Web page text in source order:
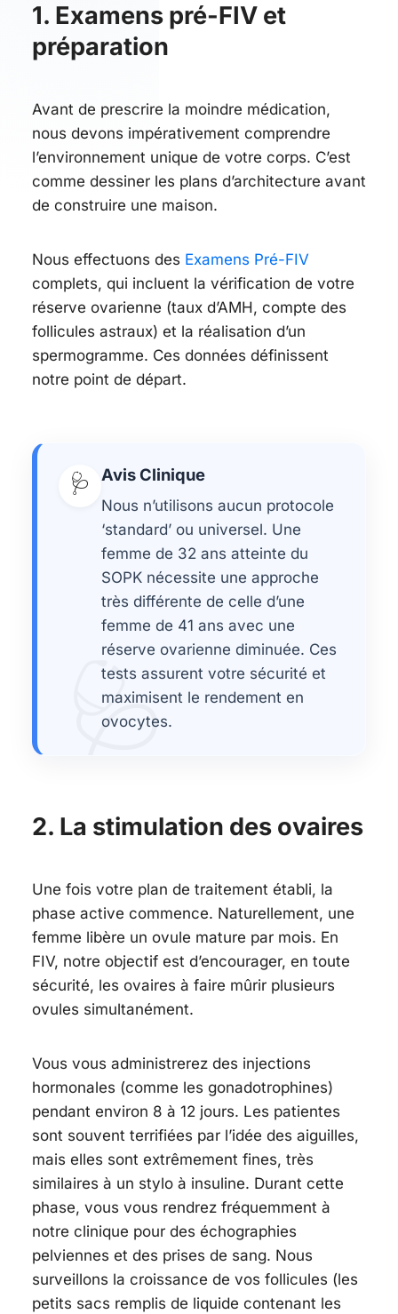
1. Examens pré-FIV et
préparation
Avant de prescrire la moindre médication,
nous devons impérativement comprendre
l’environnement unique de votre corps. C’est
comme dessiner les plans d’architecture avant
de construire une maison.
Nous effectuons des Examens Pré-FIV
complets, qui incluent la vérification de votre
réserve ovarienne (taux d’AMH, compte des
follicules astraux) et la réalisation d’un
spermogramme. Ces données définissent
notre point de départ.
🩺 Avis Clinique
Nous n’utilisons aucun protocole
‘standard’ ou universel. Une
femme de 32 ans atteinte du
SOPK nécessite une approche
très différente de celle d’une
femme de 41 ans avec une
réserve ovarienne diminuée. Ces
tests assurent votre sécurité et
maximisent le rendement en
ovocytes.
🩺
2. La stimulation des ovaires
Une fois votre plan de traitement établi, la
phase active commence. Naturellement, une
femme libère un ovule mature par mois. En
FIV, notre objectif est d’encourager, en toute
sécurité, les ovaires à faire mûrir plusieurs
ovules simultanément.
Vous vous administrerez des injections
hormonales (comme les gonadotrophines)
pendant environ 8 à 12 jours. Les patientes
sont souvent terrifiées par l’idée des aiguilles,
mais elles sont extrêmement fines, très
similaires à un stylo à insuline. Durant cette
phase, vous vous rendrez fréquemment à
notre clinique pour des échographies
pelviennes et des prises de sang. Nous
surveillons la croissance de vos follicules (les
petits sacs remplis de liquide contenant les